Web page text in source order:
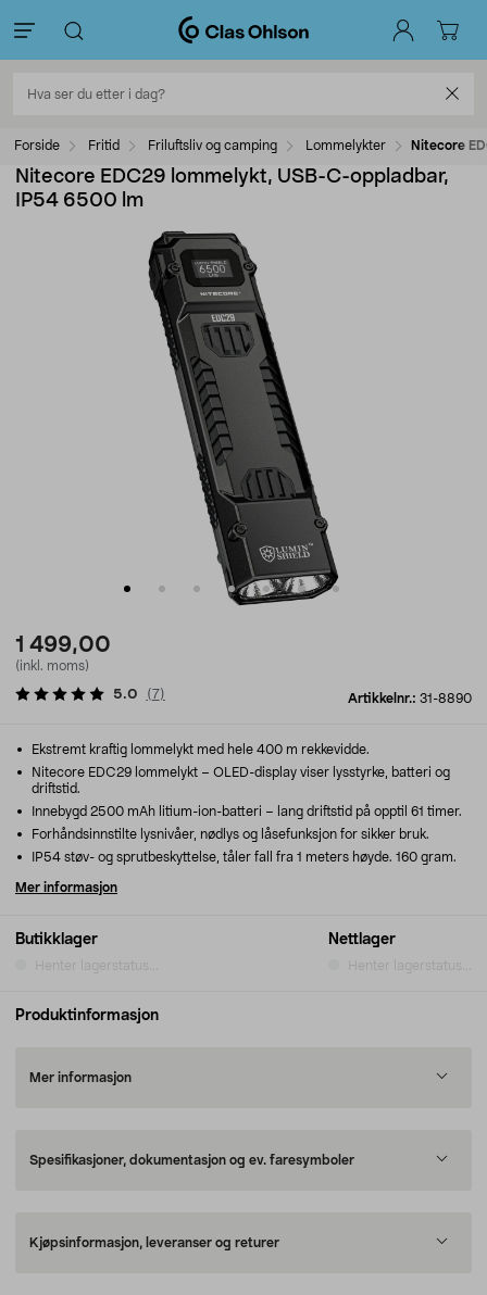
Forside Fritid Friluftsliv og camping Lommelykter Nitecore
Nitecore EDC29 lommelykt, USB-C-oppladbar,
IP54 6500 lm
1 499,00
(inkl. moms)
Artikkelnr.: 31-8890
5.0 (7)
Butikklager
Henter lagerstatus...
Nettlager
Henter lagerstatus...
Ekstremt kraftig lommelykt med hele 400 m rekkevidde.
Nitecore EDC29 lommelykt – OLED-display viser lysstyrke, batteri og
driftstid.
Innebygd 2500 mAh litium-ion-batteri – lang driftstid på opptil 61 timer.
Forhåndsinnstilte lysnivåer, nødlys og låsefunksjon for sikker bruk.
IP54 støv- og sprutbeskyttelse, tåler fall fra 1 meters høyde. 160 gram.
Mer informasjon
Produktinformasjon
Mer informasjon
Spesifikasjoner, dokumentasjon og ev. faresymboler
Kjøpsinformasjon, leveranser og returer